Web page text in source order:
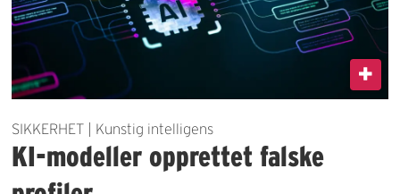
SIKKERHET | Kunstig intelligens
KI-modeller opprettet falske